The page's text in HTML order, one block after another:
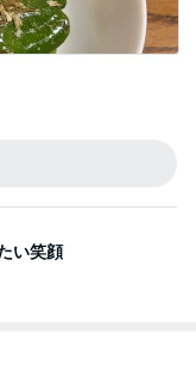
い笑顔